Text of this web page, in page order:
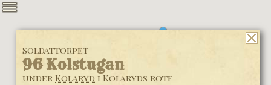
Soldattorpet
96 Kolstugan
under Kolaryd i Kolaryds rote